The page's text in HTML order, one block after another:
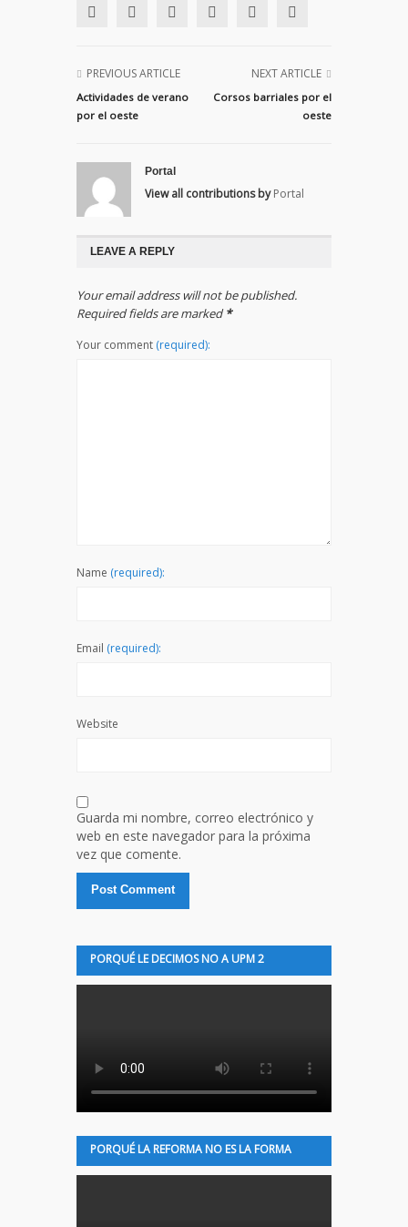
PREVIOUS ARTICLE
Actividades de verano
por el oeste
NEXT ARTICLE
Corsos barriales por el
oeste
Portal
View all contributions by Portal
LEAVE A REPLY
Your email address will not be published.
Required fields are marked*
Your comment (required):
Name (required):
Email (required):
Website
Guarda mi nombre, correo electrónico y
web en este navegador para la próxima
vez que comente.
PORQUÉ LE DECIMOS NO A UPM 2
PORQUÉ LA REFORMA NO ES LA FORMA